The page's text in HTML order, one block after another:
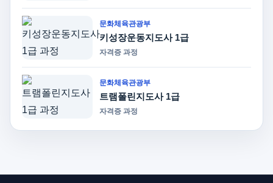
문화체육관광부
키성장운동지도사 1급
자격증 과정
문화체육관광부
트램폴린지도사 1급
자격증 과정